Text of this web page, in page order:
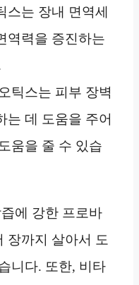
스는 장내 면역세
역력을 증진하는
틱스는 피부 장벽
는 데 도움을 주어
움을 줄 수 있습
에 강한 프로바
장까지 살아서 도
니다. 또한, 비타